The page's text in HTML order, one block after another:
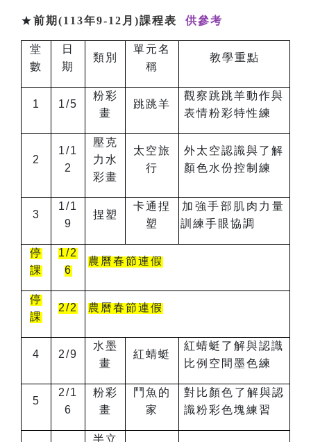
★前期(113年9-12月)課程表 供參考
堂
數
日
期
類別
單元名
稱
教學重點
1 1/5
粉彩
畫
跳跳羊
觀察跳跳羊動作與
表情粉彩特性練
2
1/1
2
壓克
力水
彩畫
太空旅
行
外太空認識與了解
顏色水份控制練
3
1/1
9
捏塑
卡通捏
塑
加強手部肌肉力量
訓練手眼協調
停
課
1/2
6
農曆春節連假
停
課
2/2 農曆春節連假
4 2/9
水墨
畫
紅蜻蜓
紅蜻蜓了解與認識
比例空間墨色練
5
2/1
6
粉彩
畫
鬥魚的
家
對比顏色了解與認
識粉彩色塊練習
半立